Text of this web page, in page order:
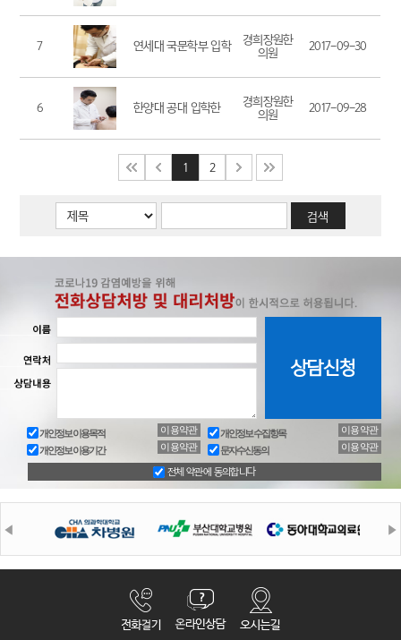
7
연세대 국문학부 입학
경희장원한
의원
2017-09-30
6
한양대 공대 입학한
경희장원한
의원
2017-09-28
1 2
개인정보 이용목적 이용약관 개인정보 수집항목
이용약관
개인정보 이용기간
이용약관 문자수신동의 이용약관
전체 약관에 동의합니다